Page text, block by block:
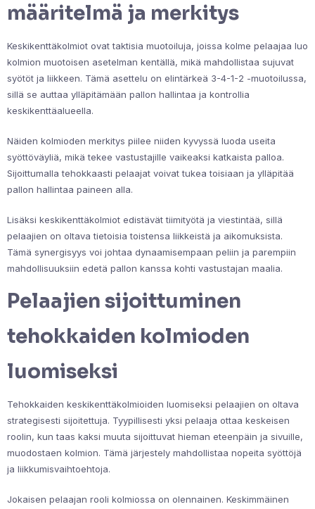
määritelmä ja merkitys
Keskikenttäkolmiot ovat taktisia muotoiluja, joissa kolme pelaajaa luo
kolmion muotoisen asetelman kentällä, mikä mahdollistaa sujuvat
syötöt ja liikkeen. Tämä asettelu on elintärkeä 3-4-1-2 -muotoilussa,
sillä se auttaa ylläpitämään pallon hallintaa ja kontrollia
keskikenttäalueella.
Näiden kolmioden merkitys piilee niiden kyvyssä luoda useita
syöttöväyliä, mikä tekee vastustajille vaikeaksi katkaista palloa.
Sijoittumalla tehokkaasti pelaajat voivat tukea toisiaan ja ylläpitää
pallon hallintaa paineen alla.
Lisäksi keskikenttäkolmiot edistävät tiimityötä ja viestintää, sillä
pelaajien on oltava tietoisia toistensa liikkeistä ja aikomuksista.
Tämä synergisyys voi johtaa dynaamisempaan peliin ja parempiin
mahdollisuuksiin edetä pallon kanssa kohti vastustajan maalia.
Pelaajien sijoittuminen
tehokkaiden kolmioden
luomiseksi
Tehokkaiden keskikenttäkolmioiden luomiseksi pelaajien on oltava
strategisesti sijoitettuja. Tyypillisesti yksi pelaaja ottaa keskeisen
roolin, kun taas kaksi muuta sijoittuvat hieman eteenpäin ja sivuille,
muodostaen kolmion. Tämä järjestely mahdollistaa nopeita syöttöjä
ja liikkumisvaihtoehtoja.
Jokaisen pelaajan rooli kolmiossa on olennainen. Keskimmäinen